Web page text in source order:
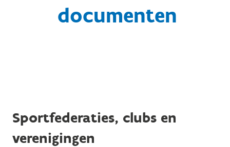
documenten
Sportfederaties, clubs en
verenigingen